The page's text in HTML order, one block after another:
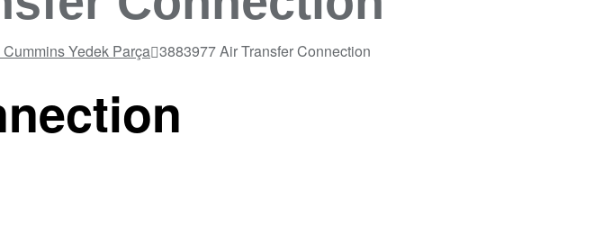
Yedek Parça 3883977 Air Transfer Connection